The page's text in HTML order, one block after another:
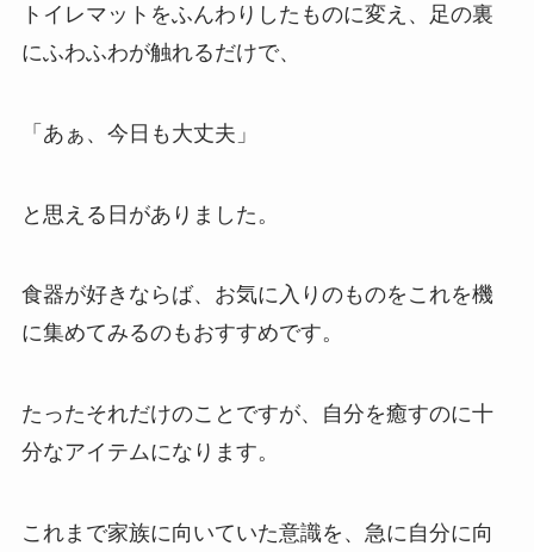
トイレマットをふんわりしたものに変え、足の裏
にふわふわが触れるだけで、
「あぁ、今日も大丈夫」
と思える日がありました。
食器が好きならば、お気に入りのものをこれを機
に集めてみるのもおすすめです。
たったそれだけのことですが、自分を癒すのに十
分なアイテムになります。
これまで家族に向いていた意識を、急に自分に向